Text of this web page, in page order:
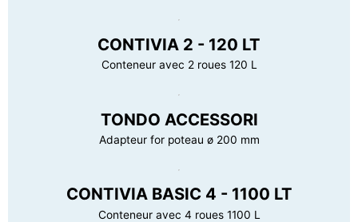
CONTIVIA 2 - 120 LT
Conteneur avec 2 roues 120 L
TONDO ACCESSORI
Adapteur for poteau ø 200 mm
CONTIVIA BASIC 4 - 1100 LT
Conteneur avec 4 roues 1100 L